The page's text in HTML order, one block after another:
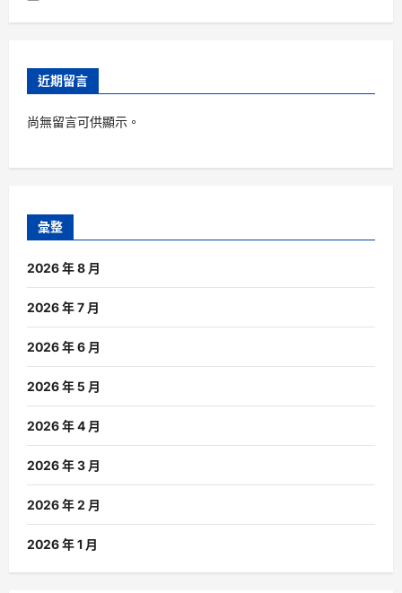
近期留言
尚無留言可供顯示。
彙整
2026 年 8 月
2026 年 7 月
2026 年 6 月
2026 年 5 月
2026 年 4 月
2026 年 3 月
2026 年 2 月
2026 年 1 月